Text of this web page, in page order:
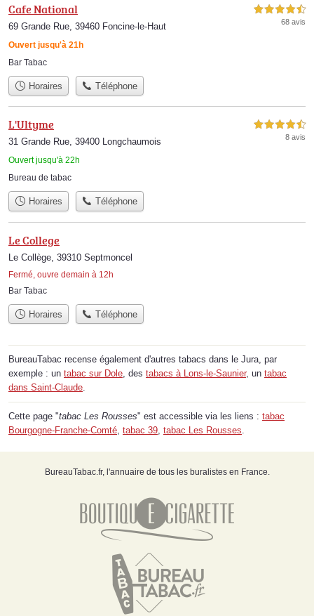
Cafe National
69 Grande Rue, 39460 Foncine-le-Haut
Ouvert jusqu'à 21h
4,5 étoiles sur 5
68 avis
Bar Tabac
Horaires Téléphone
L'Ultyme
31 Grande Rue, 39400 Longchaumois
Ouvert jusqu'à 22h
4,5 étoiles sur 5
8 avis
Bureau de tabac
Horaires Téléphone
Le College
Le Collège, 39310 Septmoncel
Fermé, ouvre demain à 12h
Bar Tabac
Horaires Téléphone
BureauTabac recense également d'autres tabacs dans le Jura, par
exemple : un tabac sur Dole, des tabacs à Lons-le-Saunier, un tabac
dans Saint-Claude.
Cette page "tabac Les Rousses" est accessible via les liens : tabac
Bourgogne-Franche-Comté, tabac 39, tabac Les Rousses.
BureauTabac.fr, l'annuaire de tous les buralistes en France.